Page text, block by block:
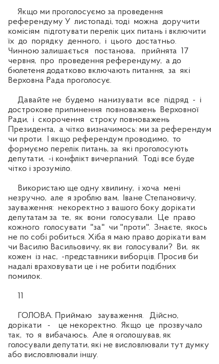
Якщо ми проголосуємо за проведення
референдуму У листопаді, тоді можна доручити
комісіям підготувати перелік цих питань і включити
їх до порядку денного, і цього достатньо.
Чинною залишається постанова, прийнята 17
червня, про проведення референдуму, а до
бюлетеня додатково включають питання, за які
Верховна Рада проголосує.
Давайте не будемо нанизувати все підряд - і
дострокове припинення повноважень Верховної
Ради, і скорочення строку повноважень
Президента, а чітко визначимось: ми за референдум
чи проти. І якщо референдум проводимо, то
формуємо перелік питань, за які проголосують
депутати, -і конфлікт вичерпаний. Тоді все буде
чітко і зрозуміло.
Використаю ще одну хвилину, і хоча мені
незручно, але я зроблю вам, Іване Степановичу,
зауваження: некоректно з вашого боку дорікати
депутатам за те, як вони голосували. Це право
кожного голосувати "за" чи "проти". Знаєте, якось
не по собі робиться. Хіба я маю право дорікати вам
чи Василю Васильовичу, як ви голосували? Ви, як
кожен із нас, -представники виборців. Просив би
надалі враховувати це і не робити подібних
помилок.
11
ГОЛОВА. Приймаю зауваження. Дійсно,
дорікати - це некоректно. Якщо це прозвучало
так, то я вибачаюсь. Але я оголошував, як
голосували депутати, які не висловлювали тут думку
або висловлювали іншу.